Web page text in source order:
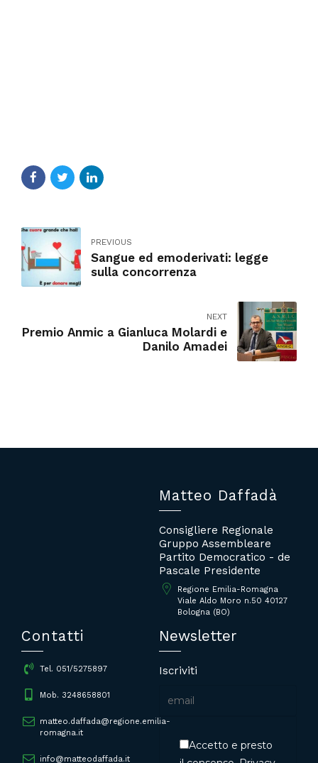
PREVIOUS
Sangue ed emoderivati: legge
sulla concorrenza
NEXT
Premio Anmic a Gianluca Molardi e
Danilo Amadei
Matteo Daffadà
Consigliere Regionale
Gruppo Assembleare
Partito Democratico - de
Pascale Presidente
Regione Emilia-Romagna
Viale Aldo Moro n.50 40127
Bologna (BO)
Contatti
Tel. 051/5275897
Mob. 3248658801
matteo.daffada@regione.emilia-
romagna.it
info@matteodaffada.it
Newsletter
Iscriviti
Accetto e presto